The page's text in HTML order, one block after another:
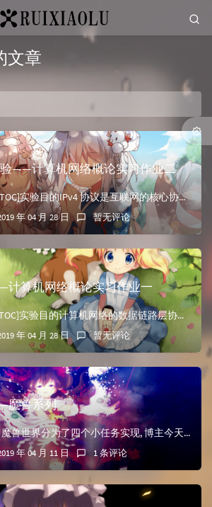
文章
验——计算机网络概论实习作业二
IPv4 协议收发实验[TOC]实验目的IPv4 协议是互联网的核心协议，它保证了网络节点(包括网络设备和主机)在网络层能够按照标准协议互相通信。IPv4 地址唯一标识了网络节点。在我们日常使用...
年 04 月 28 日 暂无评论
计算机网络概论实习作业一
滑动窗口协议实验[TOC]实验目的计算机网络的数据链路层协议保证通信双方在有差错的通信线路上进行无差错的数据传输，是计算机网络各层协议中通信控制功能最典型的一种协议。本实验实现一个数据链路层协议...
年 04 月 28 日 暂无评论
魔兽系列
前言C++程设实习中魔兽世界分为了四个小任务实现, 博主今天终于码完了魔兽四, 从魔兽一开始增补代码, 最终的代码量竟然有1600行, 也懒得优化了, 这里记录一下各个版本.魔兽世界之一：备战总...
年 04 月 11 日 1 条评论